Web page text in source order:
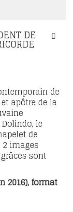
DE
de
apôtre de la
le
de
2 images
sont
2016), format